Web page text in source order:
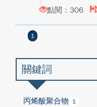
點閱：306
1
關鍵詞
丙烯酸聚合物 1